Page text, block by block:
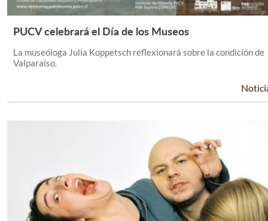
PUCV celebrará el Día de los Museos
La museóloga Julia Koppetsch reflexionará sobre la condición de
Valparaíso.